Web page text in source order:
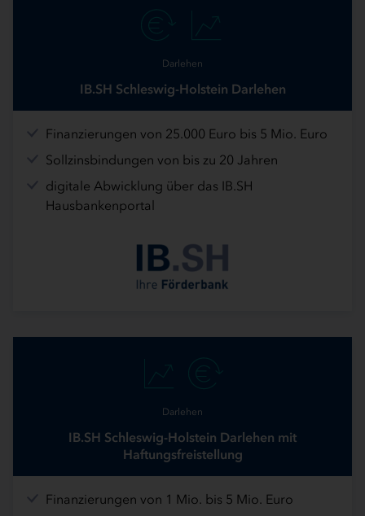
Darlehen
IB.SH Schleswig-Holstein Darlehen
Finanzierungen von 25.000 Euro bis 5 Mio. Euro
Sollzinsbindungen von bis zu 20 Jahren
digitale Abwicklung über das IB.SH
Hausbankenportal
Darlehen
IB.SH Schleswig-Holstein Darlehen mit
Haftungsfreistellung
Finanzierungen von 1 Mio. bis 5 Mio. Euro